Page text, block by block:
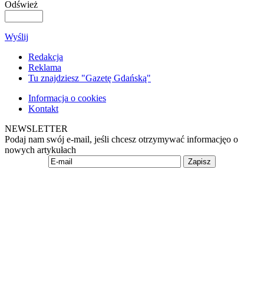
Odśwież
Wyślij
Redakcja
Reklama
Tu znajdziesz "Gazetę Gdańską"
Informacja o cookies
Kontakt
NEWSLETTER
Podaj nam swój e-mail, jeśli chcesz otrzymywać informacjęo o
nowych artykułach
Zapisz